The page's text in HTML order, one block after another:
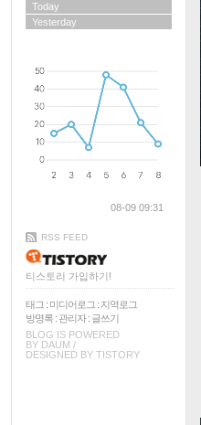
Today
Yesterday
08-09 09:31
RSS FEED
티스토리 가입하기!
태그 : 미디어로그 : 지역로그
방명록 : 관리자: 글쓰기
BLOG IS POWERED
BY DAUM /
DESIGNED BY TISTORY